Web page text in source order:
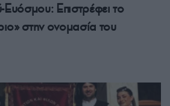
Επιστρέφει το
στην ονομασία του